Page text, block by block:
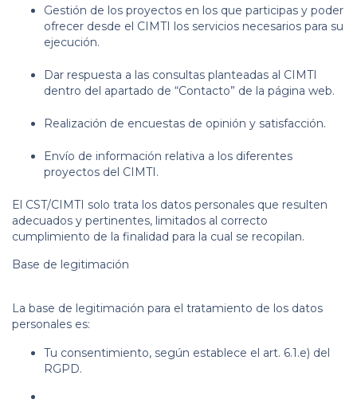
Gestión de los proyectos en los que participas y poder
ofrecer desde el CIMTI los servicios necesarios para su
ejecución.
Dar respuesta a las consultas planteadas al CIMTI
dentro del apartado de “Contacto” de la página web.
Realización de encuestas de opinión y satisfacción.
Envío de información relativa a los diferentes
proyectos del CIMTI.
El CST/CIMTI solo trata los datos personales que resulten
adecuados y pertinentes, limitados al correcto
cumplimiento de la finalidad para la cual se recopilan.
Base de legitimación
La base de legitimación para el tratamiento de los datos
personales es:
Tu consentimiento, según establece el art. 6.1.e) del
RGPD.